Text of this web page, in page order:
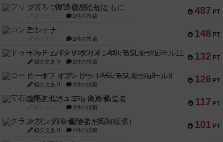
487 PT
フリップ７：復讐心とともに
2件の投稿
148 PT
コンテナ
1件の投稿
132 PT
ドゥームド・バタリオンズ：ASLモジュール11
紹介文あり 1件の投稿
126 PT
コード・オブ・ブシドー：ASLモジュール8
紹介文あり 1件の投稿
117 PT
宝石の煌き：デュエル 偽造者
1件の投稿
101 PT
クランク! ：冒険者たち（拡張）
紹介文あり 4件の投稿